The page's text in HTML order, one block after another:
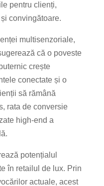
pentru clienți,
convingătoare.
multisenzoriale,
că o poveste
crește
conectate și o
să rămână
rata de conversie
high-end a
potențialul
în retailul de lux. Prin
actuale, acest